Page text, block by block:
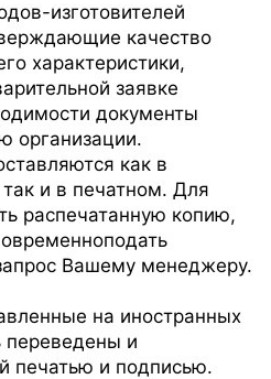
изготовителей
качество
характеристики,
заявке
документы
организации.
как в
и в печатном. Для
распечатанную копию,
Вашему менеджеру.
на иностранных
переведены и
печатью и подписью.